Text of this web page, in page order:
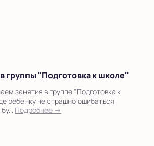
группы "Подготовка к школе"
занятия в группе "Подготовка к
ребёнку не страшно ошибаться:
Подробнее →